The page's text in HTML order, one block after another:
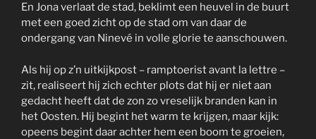
En Jona verlaat de stad, beklimt een heuvel in de buurt
met een goed zicht op de stad om van daar de
ondergang van Ninevé in volle glorie te aanschouwen.
Als hij op z’n uitkijkpost – ramptoerist avant la lettre –
zit, realiseert hij zich echter plots dat hij er niet aan
gedacht heeft dat de zon zo vreselijk branden kan in
het Oosten. Hij begint het warm te krijgen, maar kijk:
opeens begint daar achter hem een boom te groeien,